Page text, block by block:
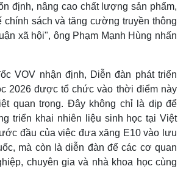
Thị trường
Giá vàng
Tiêu dùng
Tỷ giá
Chứng khoán
định, nâng cao chất lượng sản phẩm,
chính sách và tăng cường truyền thông
xã hội", ông Phạm Mạnh Hùng nhấn
VOV nhận định, Diễn đàn phát triển
2026 được tổ chức vào thời điểm này
quan trọng. Đây không chỉ là dịp để
triển khai nhiên liệu sinh học tại Việt
đầu của việc đưa xăng E10 vào lưu
mà còn là diễn đàn để các cơ quan
chuyên gia và nhà khoa học cùng